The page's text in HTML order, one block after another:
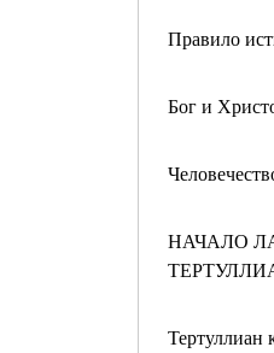
Правило
Бог и
НАЧАЛО
Тертуллиан